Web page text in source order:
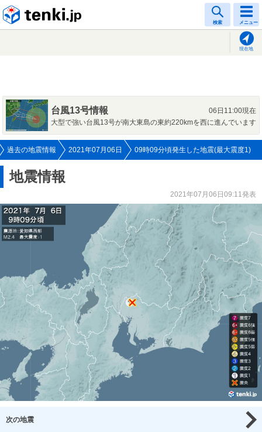
検索 メニュー
現在地
台風13号情報
06日11:00現在
大型で強い台風13号が南大東島の東約220kmを西に進んでいます
過去の地震情報 2021年07月06日 09時09分頃発生した地震(最大震度1)
地震情報
2021年07月06日09:11発表
次の地震